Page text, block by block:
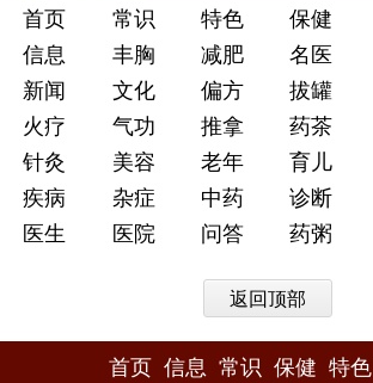
首页 常识 特色 保健
信息
丰胸 减肥 名医
新闻
文化 偏方 拔罐
火疗
气功 推拿 药茶
针灸
美容 老年 育儿
疾病
杂症 中药 诊断
医生
医院 问答 药粥
返回顶部
首页 信息 常识 保健 特色